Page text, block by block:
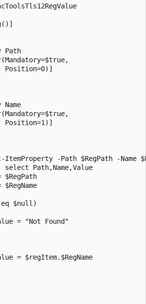
Path
Position=0)]
Name
Position=1)]
ItemProperty -Path $RegPath -Name
select Path,Name,Value
$RegPath
$RegName
$null)
= "Not Found"
= $regItem.$RegName